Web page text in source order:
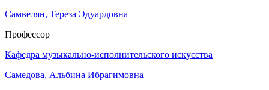
Самвелян, Тереза Эдуардовна
Профессор
Кафедра музыкально-исполнительского искусства
Самедова, Альбина Ибрагимовна